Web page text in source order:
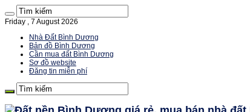
Friday , 7 August 2026
Nhà Đất Bình Dương
Bản đồ Bình Dương
Cần mua đất Bình Dương
Sơ đồ website
Đăng tin miễn phí